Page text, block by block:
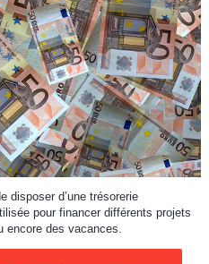
disposer d’une trésorerie
pour financer différents projets
des vacances.